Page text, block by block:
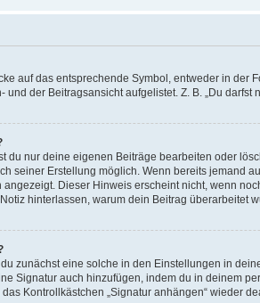
auf das entsprechende Symbol, entweder in
der Beitragsansicht aufgelistet. Z. B. „Du darfst
du nur deine eigenen Beiträge bearbeiten oder
seiner Erstellung möglich. Wenn bereits jemand
Dieser Hinweis erscheint nicht, wenn
hinterlassen, warum dein Beitrag
zunächst eine solche in den Einstellungen in
Signatur auch hinzufügen, indem du in deinem
Kontrollkästchen „Signatur anhängen“ wieder